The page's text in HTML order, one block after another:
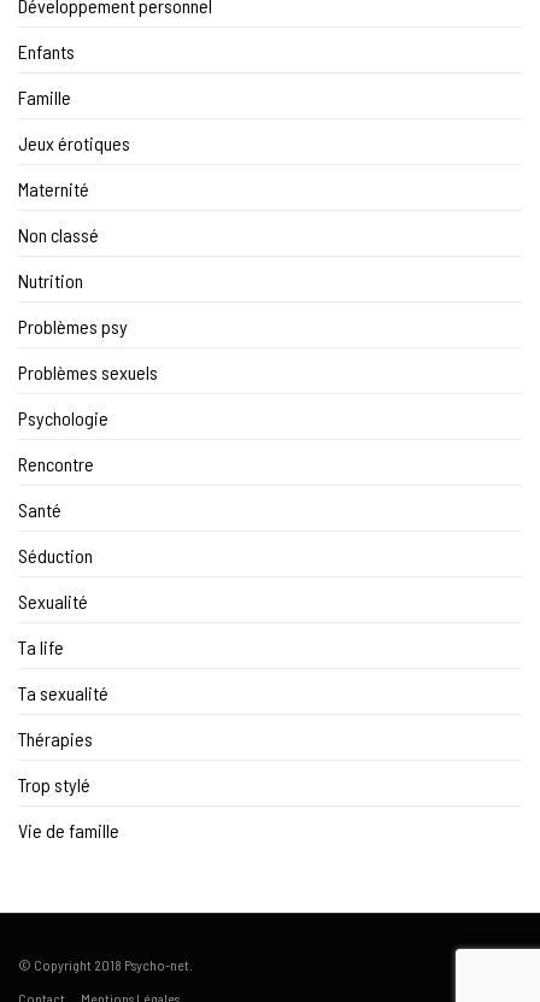
Développement personnel
Enfants
Famille
Jeux érotiques
Maternité
Non classé
Nutrition
Problèmes psy
Problèmes sexuels
Psychologie
Rencontre
Santé
Séduction
Sexualité
Ta life
Ta sexualité
Thérapies
Trop stylé
Vie de famille
© Copyright 2018 Psycho-net.
Contact
Mentions Légales